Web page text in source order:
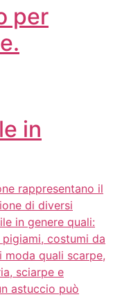
per
in
rappresentano il
di diversi
in genere quali:
costumi da
moda quali scarpe,
sciarpe e
astuccio può